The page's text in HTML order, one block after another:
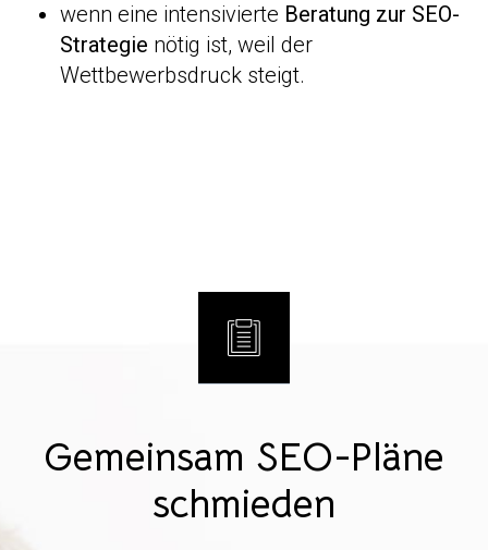
wenn eine intensivierte Beratung zur SEO-
Strategie nötig ist, weil der
Wettbewerbsdruck steigt.
Gemeinsam SEO-Pläne
schmieden